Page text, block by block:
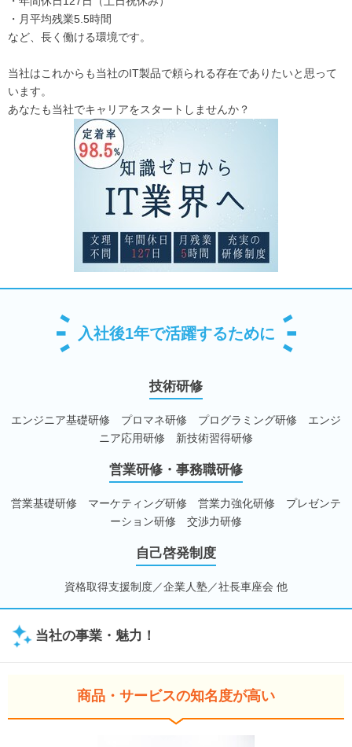
・月平均残業5.5時間
など、長く働ける環境です。
当社はこれからも当社のIT製品で頼られる存在でありたいと思って
います。
あなたも当社でキャリアをスタートしませんか？
入社後1年で活躍するために
技術研修
エンジニア基礎研修 プロマネ研修 プログラミング研修 エンジ
ニア応用研修 新技術習得研修
営業研修・事務職研修
営業基礎研修 マーケティング研修 営業力強化研修 プレゼンテ
ーション研修 交渉力研修
自己啓発制度
資格取得支援制度／企業人塾／社長車座会 他
当社の事業・魅力！
商品・サービスの知名度が高い